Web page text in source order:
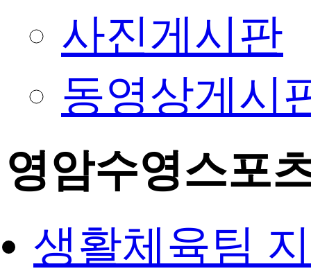
사진게시판
동영상게시
영암수영스포
생활체육팀